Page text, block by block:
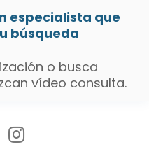
especialista que
búsqueda
o busca
vídeo consulta.